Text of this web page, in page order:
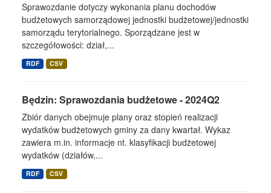
Sprawozdanie dotyczy wykonania planu dochodów
budżetowych samorządowej jednostki budżetowej/jednostki
samorządu terytorialnego. Sporządzane jest w
szczegółowości: dział,...
RDF CSV
Będzin: Sprawozdania budżetowe - 2024Q2
Zbiór danych obejmuje plany oraz stopień realizacji
wydatków budżetowych gminy za dany kwartał. Wykaz
zawiera m.in. informacje nt. klasyfikacji budżetowej
wydatków (działów,...
RDF CSV